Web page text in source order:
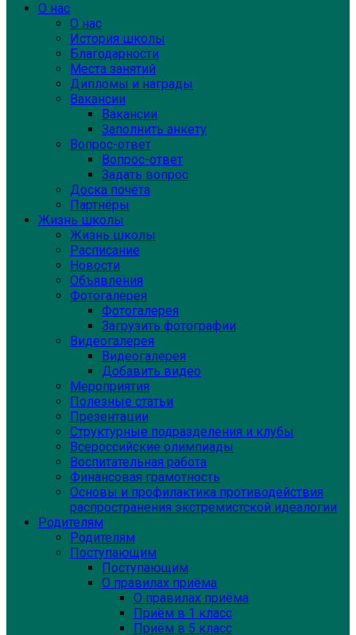
О нас
О нас
История школы
Благодарности
Места занятий
Дипломы и награды
Вакансии
Вакансии
Заполнить анкету
Вопрос-ответ
Вопрос-ответ
Задать вопрос
Доска почёта
Партнёры
Жизнь школы
Жизнь школы
Расписание
Новости
Объявления
Фотогалерея
Фотогалерея
Загрузить фотографии
Видеогалерея
Видеогалерея
Добавить видео
Мероприятия
Полезные статьи
Презентации
Структурные подразделения и клубы
Всероссийские олимпиады
Воспитательная работа
Финансовая грамотность
Основы и профилактика противодействия
распространения экстремистской идеалогии
Родителям
Родителям
Поступающим
Поступающим
О правилах приёма
О правилах приёма
Приём в 1 класс
Приём в 5 класс